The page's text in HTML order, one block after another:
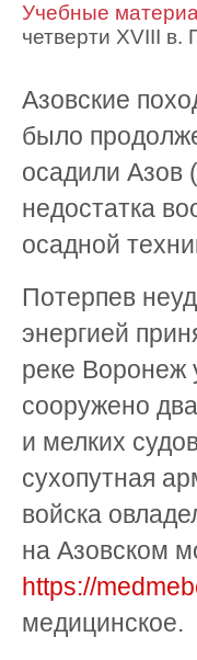
Учебные
четверти ХVIII в.
Азовские
было
осадили Азов
недостатка
осадной
Потерпев
энергией
реке Воронеж
сооружено
и мелких
сухопутная
войска
на Азовском
https://
медицинское.